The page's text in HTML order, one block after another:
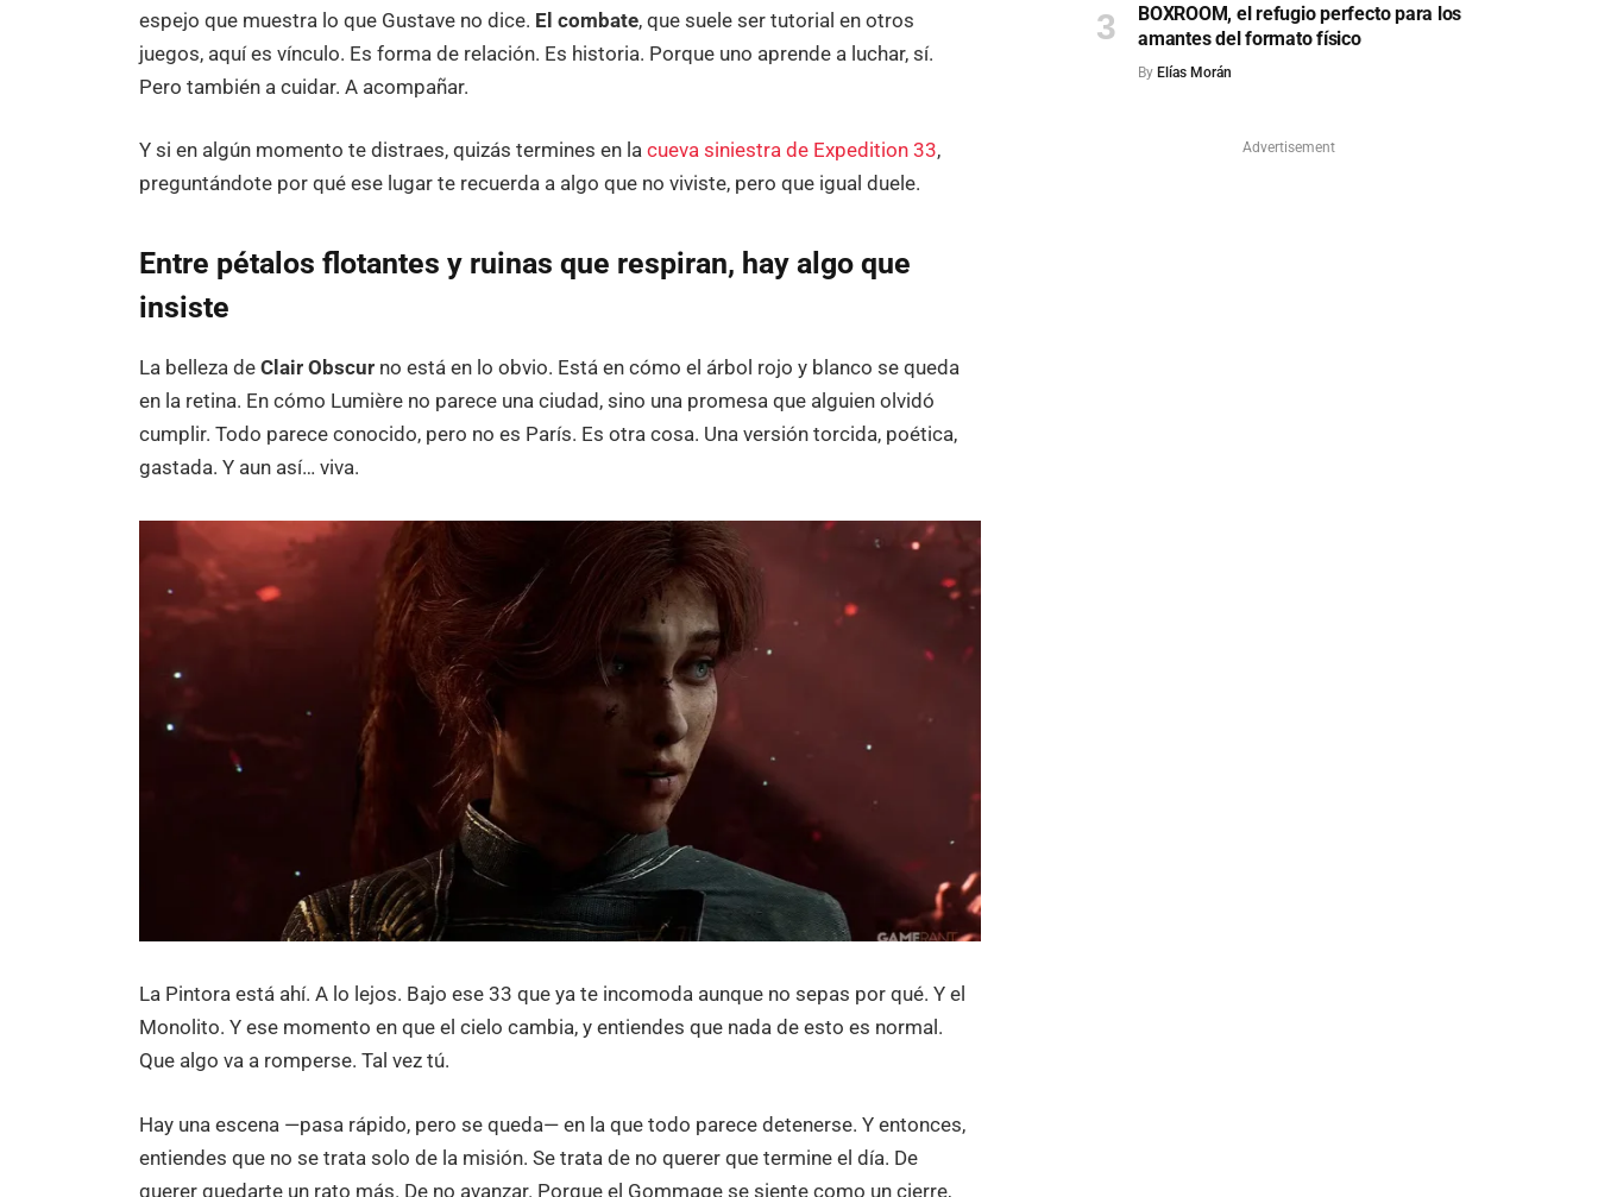
espejo que muestra lo que Gustave no dice. El combate, que suele ser tutorial en otros
juegos, aquí es vínculo. Es forma de relación. Es historia. Porque uno aprende a luchar, sí.
Pero también a cuidar. A acompañar.
Y si en algún momento te distraes, quizás termines en lacueva siniestra de Expedition 33,
preguntándote por qué ese lugar te recuerda a algo que no viviste, pero que igual duele.
Entre pétalos flotantes y ruinas que respiran, hay algo que
insiste
La belleza deClair Obscur no está en lo obvio. Está en cómo el árbol rojo y blanco se queda
en la retina. En cómo Lumière no parece una ciudad, sino una promesa que alguien olvidó
cumplir. Todo parece conocido, pero no es París. Es otra cosa. Una versión torcida, poética,
gastada. Y aun así… viva.
La Pintora está ahí. A lo lejos. Bajo ese 33 que ya te incomoda aunque no sepas por qué. Y el
Monolito. Y ese momento en que el cielo cambia, y entiendes que nada de esto es normal.
Que algo va a romperse. Tal vez tú.
Hay una escena —pasa rápido, pero se queda— en la que todo parece detenerse. Y entonces,
entiendes que no se trata solo de la misión. Se trata de no querer que termine el día. De
querer quedarte un rato más. De no avanzar. Porque el Gommage se siente como un cierre,
BOXROOM, el refugio perfecto para los
amantes del formato físico
By Elías Morán
Advertisement